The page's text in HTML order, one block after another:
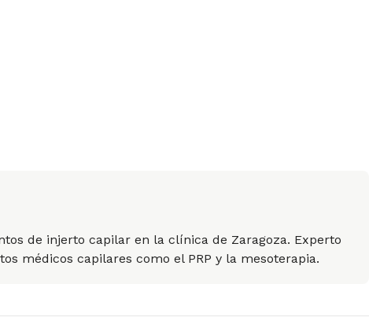
de injerto capilar en la clínica de Zaragoza. Experto
médicos capilares como el PRP y la mesoterapia.